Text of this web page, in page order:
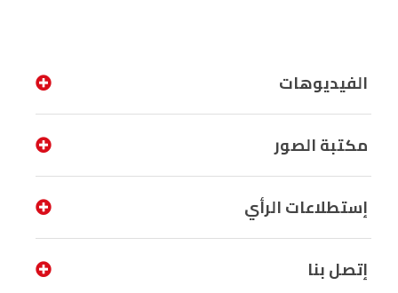
الفيديوهات
مكتبة الصور
إستطلاعات الرأي
إتصل بنا